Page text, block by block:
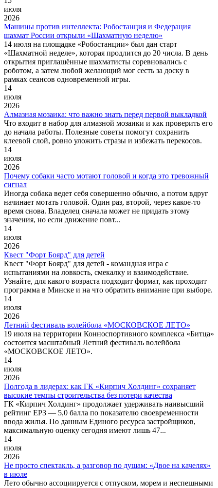
июля
2026
Машины против интеллекта: Робостанция и Федерация
шахмат России открыли «Шахматную неделю»
14 июля на площадке «Робостанции» был дан старт
«Шахматной неделе», которая продлится до 20 числа. В день
открытия приглашённые шахматисты соревновались с
роботом, а затем любой желающий мог сесть за доску в
рамках сеансов одновременной игры.
14
июля
2026
Алмазная мозаика: что важно знать перед первой выкладкой
Что входит в набор для алмазной мозаики и как проверить его
до начала работы. Полезные советы помогут сохранить
клеевой слой, ровно уложить стразы и избежать перекосов.
14
июля
2026
Почему собаки часто мотают головой и когда это тревожный
сигнал
Иногда собака ведет себя совершенно обычно, а потом вдруг
начинает мотать головой. Один раз, второй, через какое-то
время снова. Владелец сначала может не придать этому
значения, но если движение повт...
14
июля
2026
Квест "Форт Боярд" для детей
Квест "Форт Боярд" для детей - командная игра с
испытаниями на ловкость, смекалку и взаимодействие.
Узнайте, для какого возраста подходит формат, как проходит
программа в Минске и на что обратить внимание при выборе.
14
июля
2026
Летний фестиваль волейбола «МОСКОВСКОЕ ЛЕТО»
19 июля на территории Конноспортивного комплекса «Битца»
состоится масштабный Летний фестиваль волейбола
«МОСКОВСКОЕ ЛЕТО».
14
июля
2026
Полгода в лидерах: как ГК «Кирпич Холдинг» сохраняет
высокие темпы строительства без потери качества
ГК «Кирпич Холдинг» продолжает удерживать наивысший
рейтинг ЕРЗ — 5,0 балла по показателю своевременности
ввода жилья. По данным Единого ресурса застройщиков,
максимальную оценку сегодня имеют лишь 47...
14
июля
2026
Не просто спектакль, а разговор по душам: «Двое на качелях»
в июле
Лето обычно ассоциируется с отпуском, морем и неспешными